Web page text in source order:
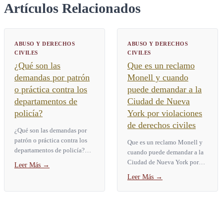
Artículos Relacionados
ABUSO Y DERECHOS
CIVILES
¿Qué son las
demandas por patrón
o práctica contra los
departamentos de
policía?
¿Qué son las demandas por
patrón o práctica contra los
departamentos de policía?
práctica es un caso de
a...
Leer Más →
ABUSO Y DERECHOS
CIVILES
Que es un reclamo
Monell y cuando
puede demandar a la
Ciudad de Nueva
York por violaciones
de derechos civiles
Que es un reclamo Monell y
cuando puede demandar a la
Ciudad de Nueva York por
civiles Un reclamo Monell es
una demanda federal de...
Leer Más →